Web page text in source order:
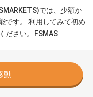
では、少額か
です。 利用してみて初め
ださい。FSMAS
動